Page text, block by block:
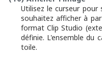
Utilisez le curseur pour
souhaitez afficher à
format Clip Studio
définie. L'ensemble du
toile.